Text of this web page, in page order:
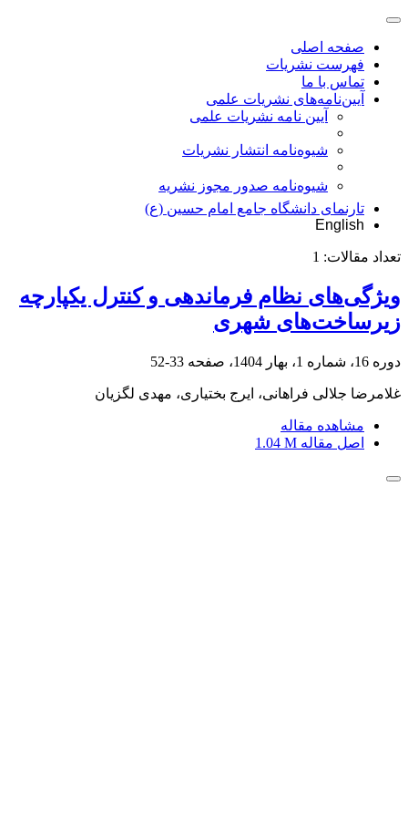
صفحه اصلی
فهرست نشریات
تماس با ما
آیین‌نامه‌های نشریات علمی
آیین نامه نشریات علمی
شیوه‌نامه انتشار نشریات
شیوهنامه صدور مجوز نشریه
تارنمای دانشگاه جامع امام حسین (ع)
English
تعداد مقالات: 1
ویژگی‌های نظام فرماندهی و کنترل یکپارچه
زیرساخت‌های شهری
دوره 16، شماره 1، بهار 1404، صفحه 33-52
غلامرضا جلالی فراهانی، ایرج بختیاری، مهدی لگزیان
مشاهده مقاله
اصل مقاله 1.04 M